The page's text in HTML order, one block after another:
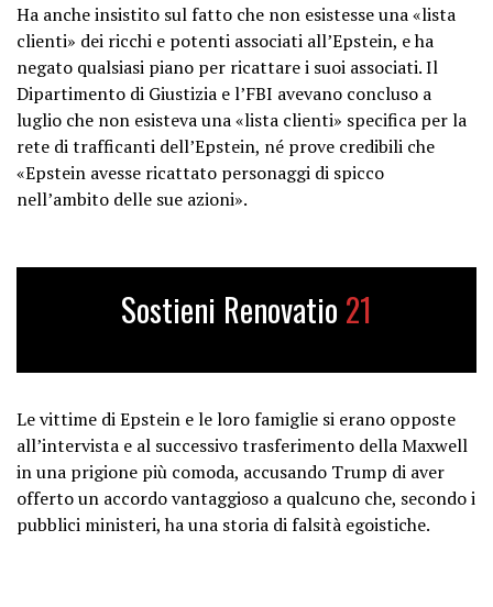
Ha anche insistito sul fatto che non esistesse una «lista
clienti» dei ricchi e potenti associati all’Epstein, e ha
negato qualsiasi piano per ricattare i suoi associati. Il
Dipartimento di Giustizia e l’FBI avevano concluso a
luglio che non esisteva una «lista clienti» specifica per la
rete di trafficanti dell’Epstein, né prove credibili che
«Epstein avesse ricattato personaggi di spicco
nell’ambito delle sue azioni».
Sostieni Renovatio 21
Le vittime di Epstein e le loro famiglie si erano opposte
all’intervista e al successivo trasferimento della Maxwell
in una prigione più comoda, accusando Trump di aver
offerto un accordo vantaggioso a qualcuno che, secondo i
pubblici ministeri, ha una storia di falsità egoistiche.